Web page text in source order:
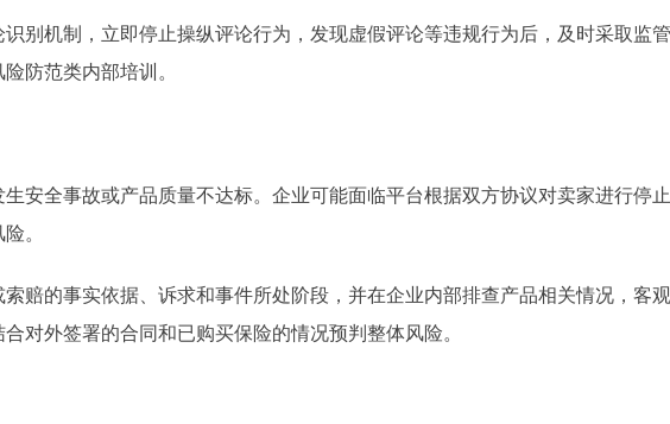
别机制，立即停止操纵评论行为，发现虚假评论等违规行为后，及时采取监
防范类内部培训。
安全事故或产品质量不达标。企业可能面临平台根据双方协议对卖家进行停
。
赔的事实依据、诉求和事件所处阶段，并在企业内部排查产品相关情况，客
对外签署的合同和已购买保险的情况预判整体风险。